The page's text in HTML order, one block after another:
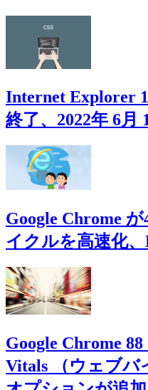
Internet Explorer
終了、2022年 6月
Google Chrome
イクルを高速化
Google Chrome
Vitals （ウェブバ